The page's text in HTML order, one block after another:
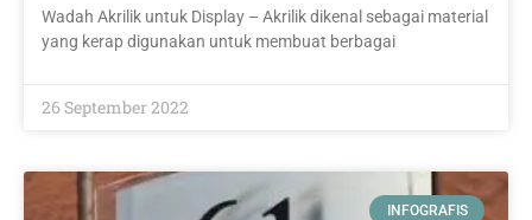
Wadah Akrilik untuk Display – Akrilik dikenal sebagai material
yang kerap digunakan untuk membuat berbagai
26 September 2022
INFOGRAFIS